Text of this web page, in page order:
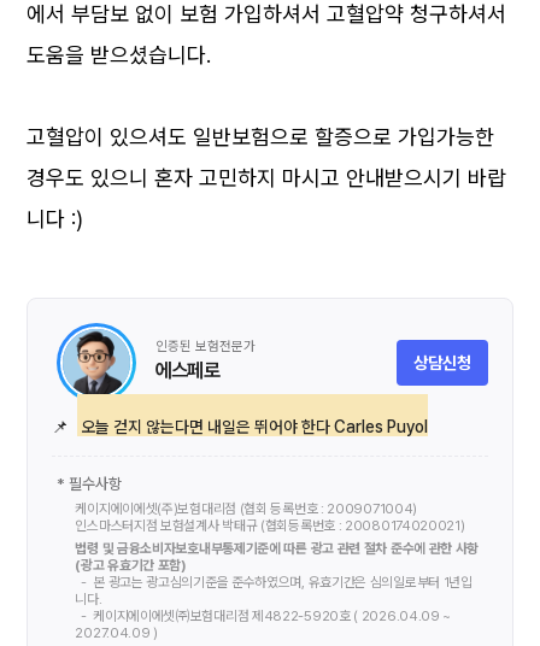
에서 부담보 없이 보험 가입하셔서 고혈압약 청구하셔서
도움을 받으셨습니다.
고혈압이 있으셔도 일반보험으로 할증으로 가입가능한
경우도 있으니 혼자 고민하지 마시고 안내받으시기 바랍
니다 :)
인증된 보험전문가
에스페로 상담신청
📌 오늘 걷지 않는다면 내일은 뛰어야 한다 Carles Puyol
* 필수사항
케이지에이에셋(주)보험대리점 (협회 등록번호 : 2009071004)
인스마스터지점 보험설계사 박태규(협회등록번호 : 20080174020021)
법령 및 금융소비자보호내부통제기준에 따른 광고 관련 절차 준수에 관한 사항
(광고 유효기간 포함)
본 광고는 광고심의기준을 준수하였으며, 유효기간은 심의일로부터 1년입
니다.
케이지에이에셋㈜보험대리점 제4822-5920호 ( 2026.04.09 ~
2027.04.09 )